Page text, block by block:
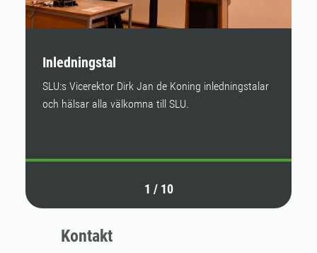
Inledningstal
SLU:s Vicerektor Dirk Jan de Koning inledningstalar
och hälsar alla välkomna till SLU.
1 / 10
Kontakt